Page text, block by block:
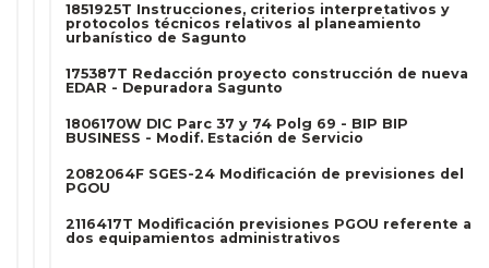
1851925T Instrucciones, criterios interpretativos y
protocolos técnicos relativos al planeamiento
urbanístico de Sagunto
175387T Redacción proyecto construcción de nueva
EDAR - Depuradora Sagunto
1806170W DIC Parc 37 y 74 Polg 69 - BIP BIP
BUSINESS - Modif. Estación de Servicio
2082064F SGES-24 Modificación de previsiones del
PGOU
2116417T Modificación previsiones PGOU referente a
dos equipamientos administrativos